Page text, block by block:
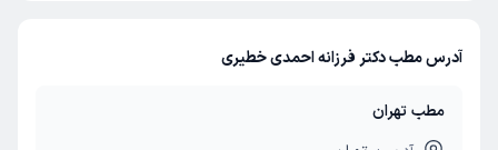
آدرس مطب دکتر فرزانه احمدی خطیری
مطب تهران